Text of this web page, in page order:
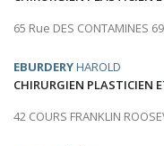
65 Rue DES CONTAMINES
EBURDERYHAROLD
CHIRURGIEN PLASTICIEN
42 COURS FRANKLIN